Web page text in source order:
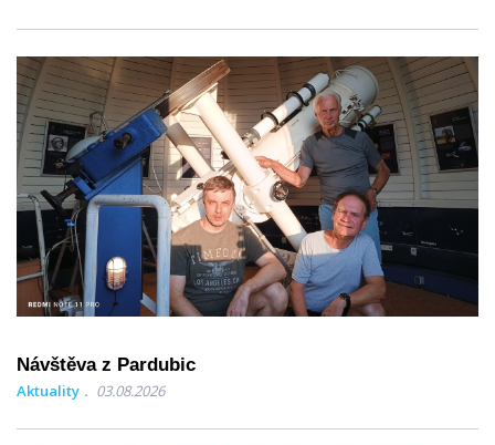
Návštěva z Pardubic
Aktuality 03.08.2026